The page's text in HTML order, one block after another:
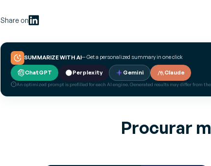
Share on
SUMMARIZE WITH AI— Get a personalized summary in one click
ChatGPT Perplexity Gemini Claude
An optimized prompt is prefilled for each AI engine. Generated results may differ from
Procurar